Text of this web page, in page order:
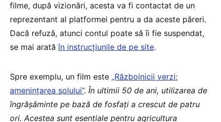
filme, după vizionări, acesta va fi contactat de un
reprezentant al platformei pentru a da aceste păreri.
Dacă refuză, atunci contul poate să îi fie suspendat,
se mai aratăîn instrucțiunile de pe site.
Spre exemplu, un film este „Războinicii verzi:
amenințarea solului”. În ultimii 50 de ani, utilizarea de
îngrășăminte pe bază de fosfați a crescut de patru
ori. Acestea sunt esențiale pentru agricultura